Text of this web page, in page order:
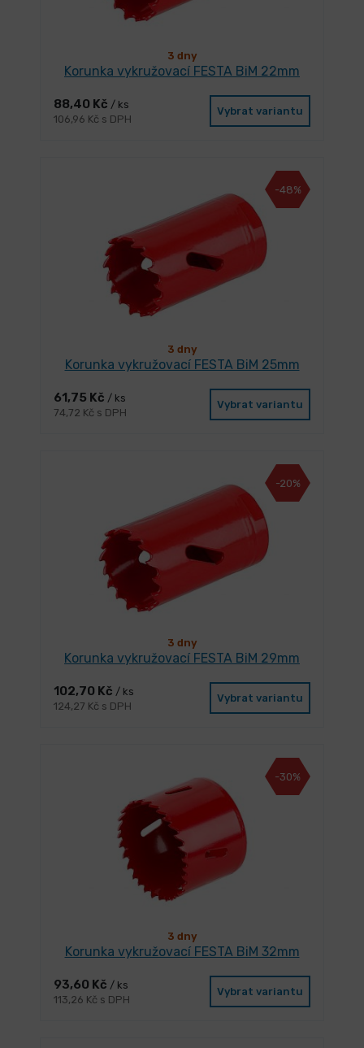
3 dny
Korunka vykružovací FESTA BiM 22mm
88,40 Kč / ks
106,96 Kč s DPH
Vybrat variantu
-48%
3 dny
Korunka vykružovací FESTA BiM 25mm
61,75 Kč / ks
74,72 Kč s DPH
Vybrat variantu
-20%
3 dny
Korunka vykružovací FESTA BiM 29mm
102,70 Kč / ks
124,27 Kč s DPH
Vybrat variantu
-30%
3 dny
Korunka vykružovací FESTA BiM 32mm
93,60 Kč / ks
113,26 Kč s DPH
Vybrat variantu